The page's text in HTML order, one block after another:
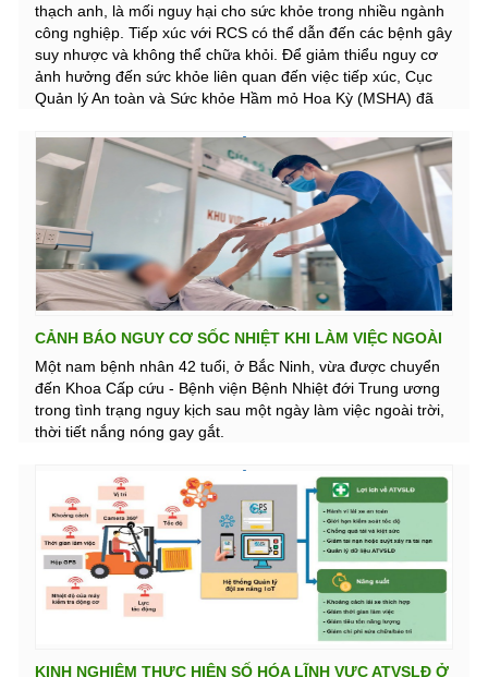
THÁC MỎ
thạch anh, là mối nguy hại cho sức khỏe trong nhiều ngành
công nghiệp. Tiếp xúc với RCS có thể dẫn đến các bệnh gây
suy nhược và không thể chữa khỏi. Để giảm thiểu nguy cơ
ảnh hưởng đến sức khỏe liên quan đến việc tiếp xúc, Cục
Quản lý An toàn và Sức khỏe Hầm mỏ Hoa Kỳ (MSHA) đã
thợ mỏ với RCS vào tháng 4 năm 2024. Quy định cuối cùng
này giảm giới hạn tiếp xúc cho phép (PEL) đối với RCS
xuống mức giới hạn tiếp xúc khuyến nghị (REL) của NIOSH
Hoa Kỳ là 50 µg/m3 cho một ca làm việc hoàn chỉnh, được
tính trung bình theo thời gian làm việc 8 giờ (TWA) đối với
tất cả thợ mỏ và thiết lập một giới hạn hành động là 25
µg/m3. Điều này có nghĩa là lượng RCS mà một thợ mỏ có
thể tiếp xúc trung bình đã được giảm khoảng 50%.
CẢNH BÁO NGUY CƠ SỐC NHIỆT KHI LÀM VIỆC NGOÀI
TRỜI NẮNG KÉO DÀI
Một nam bệnh nhân 42 tuổi, ở Bắc Ninh, vừa được chuyển
đến Khoa Cấp cứu - Bệnh viện Bệnh Nhiệt đới Trung ương
trong tình trạng nguy kịch sau một ngày làm việc ngoài trời,
thời tiết nắng nóng gay gắt.
KINH NGHIỆM THỰC HIỆN SỐ HÓA LĨNH VỰC ATVSLĐ Ở